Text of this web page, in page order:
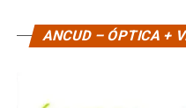
ANCUD – ÓPTICA +